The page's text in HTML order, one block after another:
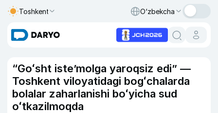
Toshkent O‘zbekcha
“Goʻsht isteʼmolga yaroqsiz edi” —
Toshkent viloyatidagi bogʻchalarda
bolalar zaharlanishi boʻyicha sud
oʻtkazilmoqda